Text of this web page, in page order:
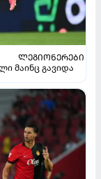
ᲚᲔᲒᲘᲝᲜᲔᲠᲔᲑᲘ
მაინც გავიდა